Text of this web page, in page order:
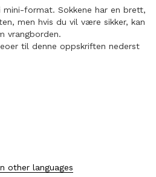
mini-format. Sokkene har en brett,
men hvis du vil være sikker, kan
vrangborden.
til denne oppskriften nederst
other languages